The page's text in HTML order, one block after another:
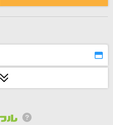
Opening Mix-
プバージョン)